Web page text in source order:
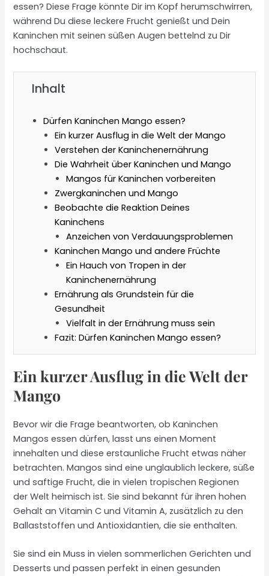
essen? Diese Frage könnte Dir im Kopf herumschwirren,
während Du diese leckere Frucht genießt und Dein
Kaninchen mit seinen süßen Augen bettelnd zu Dir
hochschaut.
Inhalt
Dürfen Kaninchen Mango essen?
Ein kurzer Ausflug in die Welt der Mango
Verstehen der Kaninchenernährung
Die Wahrheit über Kaninchen und Mango
Mangos für Kaninchen vorbereiten
Zwergkaninchen und Mango
Beobachte die Reaktion Deines
Kaninchens
Anzeichen von Verdauungsproblemen
Kaninchen Mango und andere Früchte
Ein Hauch von Tropen in der
Kaninchenernährung
Ernährung als Grundstein für die
Gesundheit
Vielfalt in der Ernährung muss sein
Fazit: Dürfen Kaninchen Mango essen?
Ein kurzer Ausflug in die Welt der
Mango
Bevor wir die Frage beantworten, ob Kaninchen
Mangos essen dürfen, lasst uns einen Moment
innehalten und diese erstaunliche Frucht etwas näher
betrachten. Mangos sind eine unglaublich leckere, süße
und saftige Frucht, die in vielen tropischen Regionen
der Welt heimisch ist. Sie sind bekannt für ihren hohen
Gehalt an Vitamin C und Vitamin A, zusätzlich zu den
Ballaststoffen und Antioxidantien, die sie enthalten.
Sie sind ein Muss in vielen sommerlichen Gerichten und
Desserts und passen perfekt in einen gesunden